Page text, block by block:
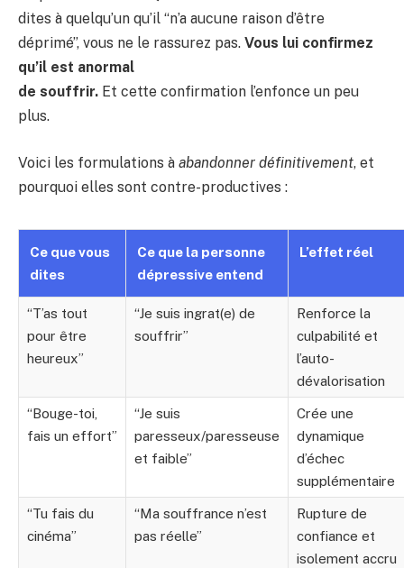
dites à quelqu’un qu’il “n’a aucune raison d’être
déprimé”, vous ne le rassurez pas. Vous lui confirmez
qu’il est anormal
de souffrir. Et cette confirmation l’enfonce un peu
plus.
Voici les formulations à abandonner définitivement, et
pourquoi elles sont contre-productives :
Ce que vous
dites
Ce que la personne
dépressive entend
L’effet réel
“T’as tout
pour être
heureux”
“Je suis ingrat(e) de
souffrir”
Renforce la
culpabilité et
l’auto-
dévalorisation
“Bouge-toi,
fais un effort”
“Je suis
paresseux/paresseuse
et faible”
Crée une
dynamique
d’échec
supplémentaire
“Tu fais du
cinéma”
“Ma souffrance n’est
pas réelle”
Rupture de
confiance et
isolement accru